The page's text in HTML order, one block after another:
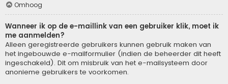
Omhoog
Wanneer ik op de e-maillink van een gebruiker klik, moet ik
me aanmelden?
Alleen geregistreerde gebruikers kunnen gebruik maken van
het ingebouwde e-mailformulier (indien de beheerder dit heeft
ingeschakeld). Dit om misbruik van het e-mailsysteem door
anonieme gebruikers te voorkomen.